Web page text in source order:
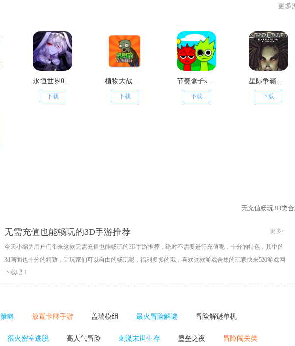
更多
永恒世界0.75汉化版
下载
植物大战僵尸杂交版
下载
节奏盒子sprunki模组
下载
星际争霸单机版1.08版本
下载
无充值畅玩3D类
无需充值也能畅玩的3D手游推荐 更多>
今天小编为用户们带来这款无需充值也能畅玩的3D手游推荐，绝对不需要进行充值呢，十分的特色，其中的
3d画面也十分的精致，让玩家们可以自由的畅玩呢，福利多多的哦，喜欢这款游戏合集的玩家快来520游戏网
下载吧！
策略 放置卡牌手游 盖瑞模组 最火冒险解谜 冒险解谜单机
很火密室逃脱 高人气冒险 刺激末世生存 堡垒之夜 冒险闯关类